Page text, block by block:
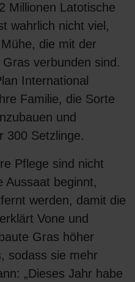
Millionen Latotische
wahrlich nicht viel,
die mit der
verbunden sind.
International
Familie, die Sorte
und
300 Setzlinge.
Pflege sind nicht
Aussaat beginnt,
werden, damit die
Vone und
Gras höher
sodass sie mehr
„Dieses Jahr habe